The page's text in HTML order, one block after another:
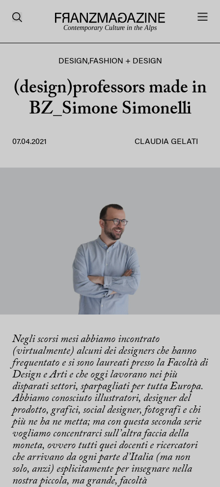
Contemporary Culture in the Alps
DESIGN ,FASHION + DESIGN
(design)professors made in
BZ_Simone Simonelli
07.04.2021 CLAUDIA GELATI
Negli scorsi mesi abbiamo incontrato
(virtualmente) alcuni dei designers che hanno
frequentato e si sono laureati presso la Facoltà di
Design e Arti e che oggi lavorano nei più
disparati settori, sparpagliati per tutta Europa.
Abbiamo conosciuto illustratori, designer del
prodotto, grafici, social designer, fotografi e chi
più ne ha ne metta; ma con questa seconda serie
vogliamo concentrarci sull’altra faccia della
moneta, ovvero tutti quei docenti e ricercatori
che arrivano da ogni parte d’Italia (ma non
solo, anzi) esplicitamente per insegnare nella
nostra piccola, ma grande, facoltà